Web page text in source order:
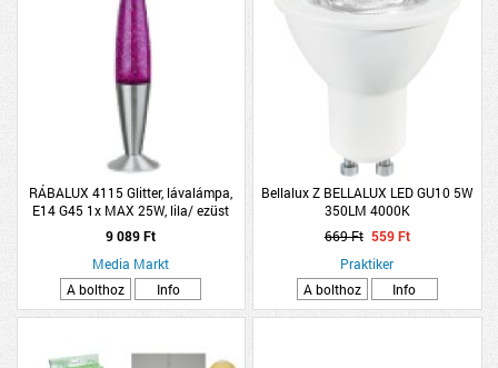
RÁBALUX 4115 Glitter, lávalámpa,
E14 G45 1x MAX 25W, lila/ ezüst
9 089 Ft
Media Markt
A bolthoz
Info
Bellalux Z BELLALUX LED GU10 5W
350LM 4000K
669 Ft 559 Ft
Praktiker
A bolthoz
Info